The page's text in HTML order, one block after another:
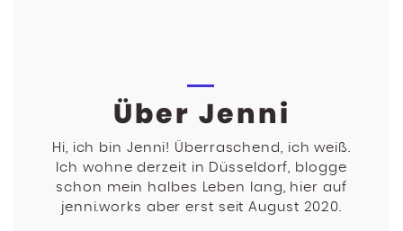
Über Jenni
Hi, ich bin Jenni! Überraschend, ich weiß.
Ich wohne derzeit in Düsseldorf, blogge
schon mein halbes Leben lang, hier auf
jenni.works aber erst seit August 2020.